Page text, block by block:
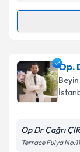
Prof. Dr.
oluşturun.
takvim
Op.
Op Dr Çağrı
Terrace Fulya